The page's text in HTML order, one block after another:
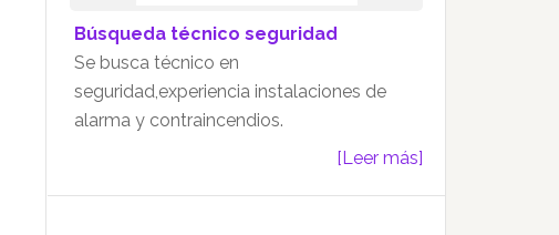
Búsqueda técnico seguridad
Se busca técnico en
seguridad,experiencia instalaciones de
alarma y contraincendios.
[Leer más]